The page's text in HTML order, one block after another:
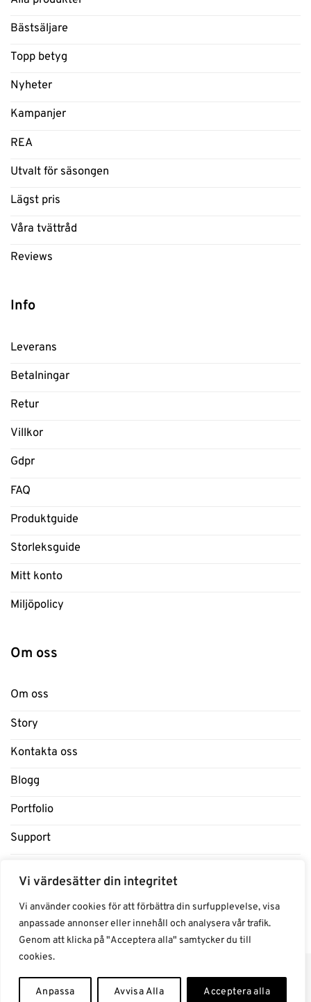
Vi värdesätter din integritet
Vi använder cookies för att förbättra din surfupplevelse, visa
anpassade annonser eller innehåll och analysera vår trafik.
Genom att klicka på "Acceptera alla" samtycker du till
cookies.
Anpassa Avvisa Alla Acceptera alla
Bästsäljare
Topp betyg
Nyheter
Kampanjer
REA
Utvalt för säsongen
Lägst pris
Våra tvättråd
Reviews
Info
Leverans
Betalningar
Retur
Villkor
Gdpr
FAQ
Produktguide
Storleksguide
Mitt konto
Miljöpolicy
Om oss
Om oss
Story
Kontakta oss
Blogg
Portfolio
Support